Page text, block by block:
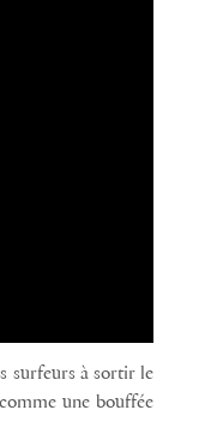
surfeurs à sortir le
une bouffée